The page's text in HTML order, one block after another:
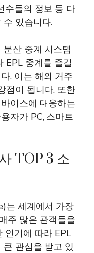
수들의 정보 등 다
수 있습니다.
산 중계 시스템
EPL 중계를 즐길
. 이는 해외 거주
점이 됩니다. 또한
이스에 대응하는
자가 PC, 스마트
TOP 3 소
는 세계에서 가장
주 많은 관객들을
인기에 따라 EPL
관심을 받고 있